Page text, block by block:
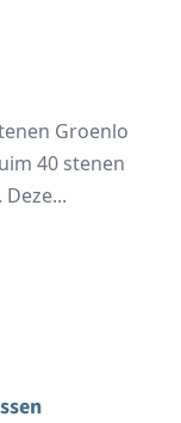
Groenlo
40 stenen